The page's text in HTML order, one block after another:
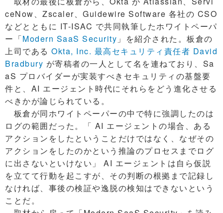
ceNow、Zscaler、Guidewire Software 各社の CSO
などとともに IT-ISAC で共同執筆したホワイトペーパ
ー「Modern SaaS Security 」を紹介された。板倉の
上司である Okta, Inc. 最高セキュリティ責任者 David
Bradbury が寄稿者の一人として名を連ねており、Sa
aS プロバイダーが実装すべきセキュリティの基盤要
件と、AI エージェント時代にそれらをどう進化させる
べきかが論じられている。
板倉が同ホワイトペーパーの中で特に強調したのは
ログの範囲だった。「 AI エージェントの場合、ある
アクションをしたということだけではなく、なぜその
アクションをしたのかという推論のプロセスまでログ
に出さないといけない」 AI エージェントは自ら仮説
を立てて行動を起こすが、その判断の根拠まで記録し
なければ、事後の検証や逸脱の検知はできないという
ことだ。